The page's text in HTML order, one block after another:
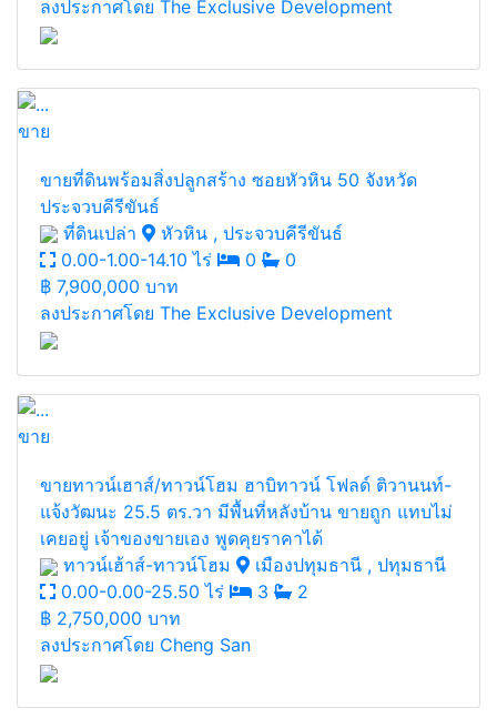
ลงประกาศโดย The Exclusive Development
ขาย
ขายที่ดินพร้อมสิ่งปลูกสร้าง ซอยหัวหิน 50 จังหวัด
ประจวบคีรีขันธ์
ที่ดินเปล่า
หัวหิน , ประจวบคีรีขันธ์
0.00-1.00-14.10 ไร่
0
0
฿ 7,900,000 บาท
ลงประกาศโดย The Exclusive Development
ขาย
ขายทาวน์เฮาส์/ทาวน์โฮม ฮาบิทาวน์ โฟลด์ ติวานนท์-
แจ้งวัฒนะ 25.5 ตร.วา มีพื้นที่หลังบ้าน ขายถูก แทบไม่
เคยอยู่ เจ้าของขายเอง พูดคุยราคาได้
ทาวน์เฮ้าส์-ทาวน์โฮม
เมืองปทุมธานี , ปทุมธานี
0.00-0.00-25.50 ไร่
3
2
฿ 2,750,000 บาท
ลงประกาศโดย Cheng San